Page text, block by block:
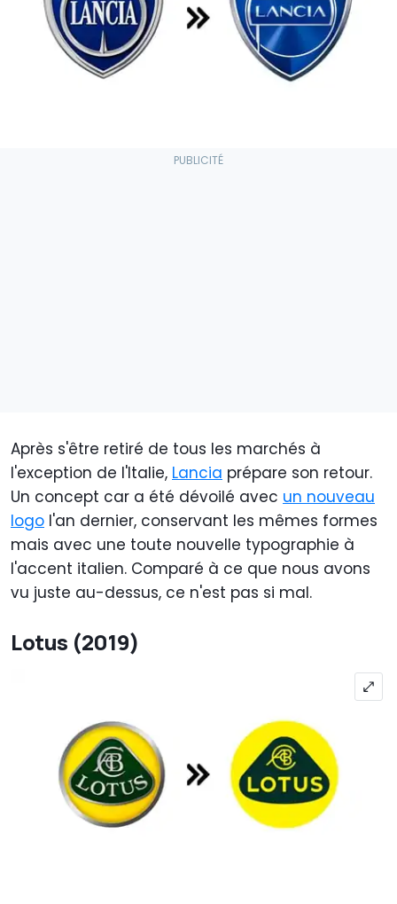
Après s'être retiré de tous les marchés à
l'exception de l'Italie, Lancia prépare son retour.
Un concept car a été dévoilé avec un nouveau
logo l'an dernier, conservant les mêmes formes
mais avec une toute nouvelle typographie à
l'accent italien. Comparé à ce que nous avons
vu juste au-dessus, ce n'est pas si mal.
Lotus (2019)